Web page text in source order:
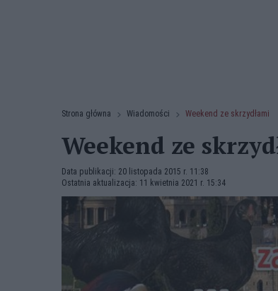
Strona główna Wiadomości Weekend ze skrzydłami
Weekend ze
Data publikacji: 20 listopada 2015 r. 11:38
Ostatnia aktualizacja: 11 kwietnia 2021 r. 15:34